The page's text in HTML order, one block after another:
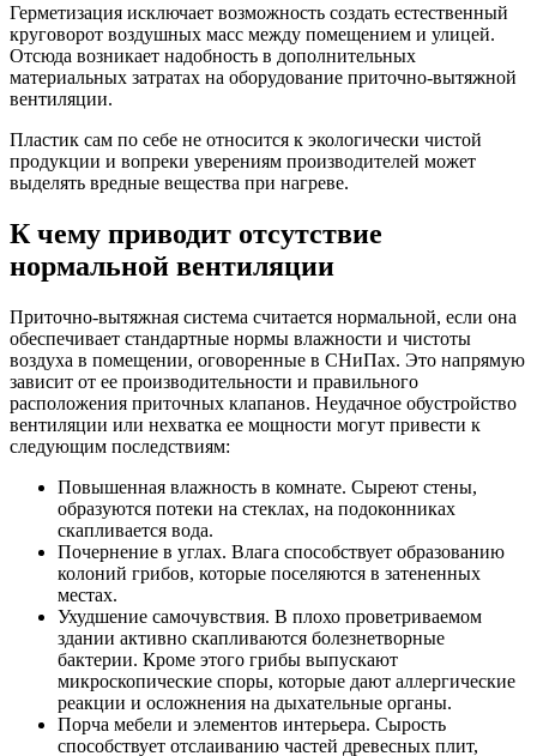
Герметизация исключает возможность создать естественный
круговорот воздушных масс между помещением и улицей.
Отсюда возникает надобность в дополнительных
материальных затратах на оборудование приточно-вытяжной
вентиляции.
Пластик сам по себе не относится к экологически чистой
продукции и вопреки уверениям производителей может
выделять вредные вещества при нагреве.
К чему приводит отсутствие
нормальной вентиляции
Приточно-вытяжная система считается нормальной, если она
обеспечивает стандартные нормы влажности и чистоты
воздуха в помещении, оговоренные в СНиПах. Это напрямую
зависит от ее производительности и правильного
расположения приточных клапанов. Неудачное обустройство
вентиляции или нехватка ее мощности могут привести к
следующим последствиям:
Повышенная влажность в комнате. Сыреют стены,
образуются потеки на стеклах, на подоконниках
скапливается вода.
Почернение в углах. Влага способствует образованию
колоний грибов, которые поселяются в затененных
местах.
Ухудшение самочувствия. В плохо проветриваемом
здании активно скапливаются болезнетворные
бактерии. Кроме этого грибы выпускают
микроскопические споры, которые дают аллергические
реакции и осложнения на дыхательные органы.
Порча мебели и элементов интерьера. Сырость
способствует отслаиванию частей древесных плит,